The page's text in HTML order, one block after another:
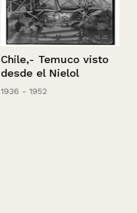
Chile,- Temuco visto
desde el Nielol
1936 - 1952